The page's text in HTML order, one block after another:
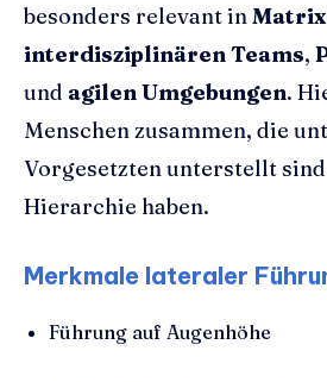
besonders relevant in
interdisziplinären Teams,
und agilen Umgebungen.
Menschen zusammen, die
Vorgesetzten unterstellt
Hierarchie haben.
Merkmale lateraler
Führung auf Augenhöhe